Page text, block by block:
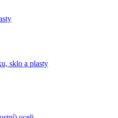
sklo a plasty